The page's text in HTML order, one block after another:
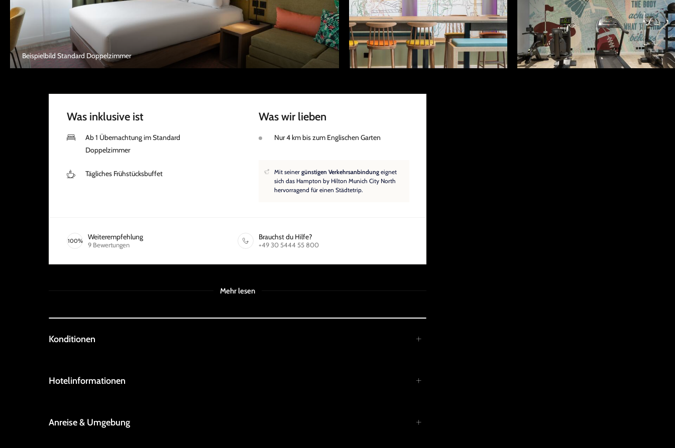
Beispielbild Standard Doppelzimmer
Was inklusive ist
Ab 1 Übernachtung im Standard
Doppelzimmer
Tägliches Frühstücksbuffet
Was wir lieben
Nur 4 km bis zum Englischen Garten
Mit seiner günstigen Verkehrsanbindung eignet
sich das Hampton by Hilton Munich City North
hervorragend für einen Städtetrip.
100% Weiterempfehlung
9 Bewertungen
Brauchst du Hilfe?
+49 30 5444 55 800
Mehr lesen
Konditionen
Hotelinformationen
Anreise & Umgebung